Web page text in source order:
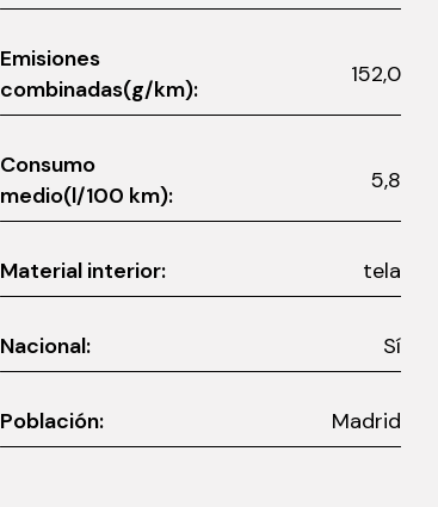
Emisiones
combinadas(g/km):
152,0
Consumo
medio(l/100 km):
5,8
Material interior: tela
Nacional: Sí
Población: Madrid